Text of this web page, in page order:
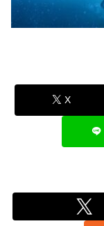
X